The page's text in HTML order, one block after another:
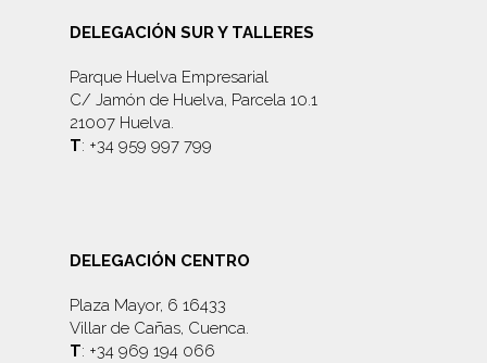
DELEGACIÓN SUR Y TALLERES
Parque Huelva Empresarial
C/ Jamón de Huelva, Parcela 10.1
21007 Huelva.
T: +34 959 997 799
DELEGACIÓN CENTRO
Plaza Mayor, 6 16433
Villar de Cañas, Cuenca.
T: +34 969 194 066